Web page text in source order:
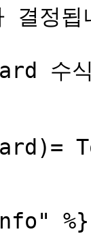
결정됩
수
%}